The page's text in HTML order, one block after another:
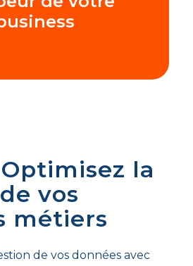
la
vos
métiers
de vos données avec